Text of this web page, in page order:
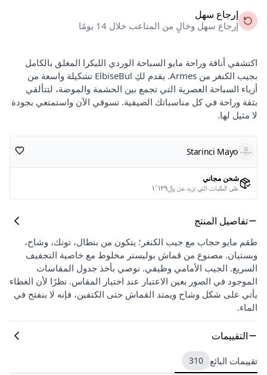
إرجاع سهل
إرجاع سهل وخالٍ من المتاعب خلال 14 يومًا
اكتشفي أناقة وراحة مايو السباحة الوردي الليكرا المغلق بالكامل
بجيب الكنغر من Armes. يقدم لكِ ElbiseBul تشكيلة واسعة من
أزياء السباحة العصرية التي تجمع بين الحشمة والموضة، لتتألقي
بثقة وراحة في كل مناسباتك الصيفية. تسوقي الآن واستمتعي بجودة
لا مثيل لها.
Starinci Mayo
شحن مجاني
على الطلبات التي تزيد عن ﷼١٬١٢٩
تفاصيل المنتج
طقم مايو حجاب مع جيب الكنغر؛ يتكون من بنطال، تونك، وشاح،
وبستيان. مصنوع من قماش بوليستر مخلوط مع خاصية التجفيف
السريع. الجيب الأمامي وظيفي. نوصي بأخذ جدول المقاسات
الموجود في الصور بعين الاعتبار عند اختيار المقاس. نظرًا لأن الغطاء
يأتي على شكل وشاح ويمتد القماش حتى الكتفين، فإنه لا ينفتح في
الماء.
التقييمات
تقييمات البائع 310